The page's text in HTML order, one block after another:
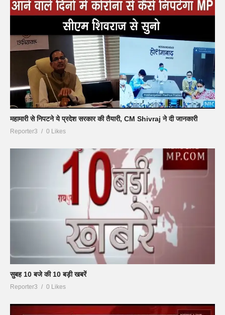
महामारी से निपटने ये प्रदेश सरकार की तैयारी, CM Shivraj ने दी जानकारी
Reporter3 0 Likes
सुबह 10 बजे की 10 बड़ी खबरें
Reporter3 0 Likes